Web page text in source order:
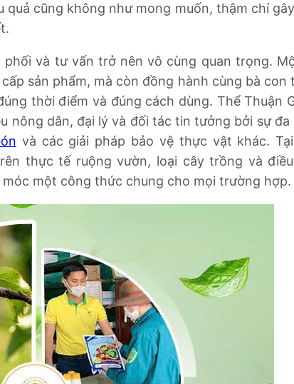
cũng không như mong muốn, thậm chí
và tư vấn trở nên vô cùng quan trọng.
sản phẩm, mà còn đồng hành cùng bà con
thời điểm và đúng cách dùng. Thể Thuận
nông dân, đại lý và đối tác tin tưởng bởi sự đa
và các giải pháp bảo vệ thực vật khác.
thực tế ruộng vườn, loại cây trồng và
một công thức chung cho mọi trường hợp.